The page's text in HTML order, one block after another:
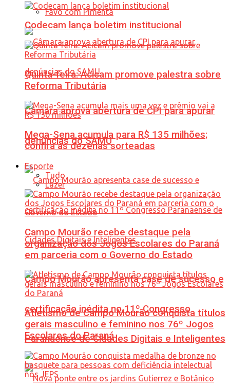
Favo com Pimenta
Câmara aprova abertura de CPI para apurar
denúncias do SAMU
Campo Mourão apresenta case de sucesso e
certificação inédita no 11º Congresso
Paranaense de Cidades Digitais e Inteligentes
Codecam lança boletim institucional
Quinta-feira: Acicam promove palestra sobre
Reforma Tributária
Mega-Sena acumula para R$ 135 milhões;
confira as dezenas sorteadas
Esporte
Tudo
Lazer
Campo Mourão recebe destaque pela
organização dos Jogos Escolares do Paraná
em parceria com o Governo do Estado
Atletismo de Campo Mourão conquista títulos
gerais masculino e feminino nos 76º Jogos
Escolares do Paraná